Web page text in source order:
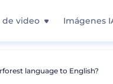
de video Imágenes
de Calcetines
language to English?